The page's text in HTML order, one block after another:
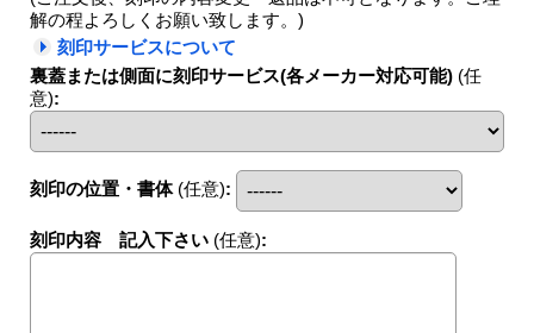
解の程よろしくお願い致します。)
刻印サービスについて
裏蓋または側面に刻印サービス(各メーカー対応可能) (任
意):
刻印の位置・書体 (任意):
刻印内容 記入下さい (任意):